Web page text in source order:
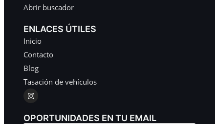
Abrir buscador
ENLACES ÚTILES
Inicio
Contacto
Blog
Tasación de vehículos
OPORTUNIDADES EN TU EMAIL